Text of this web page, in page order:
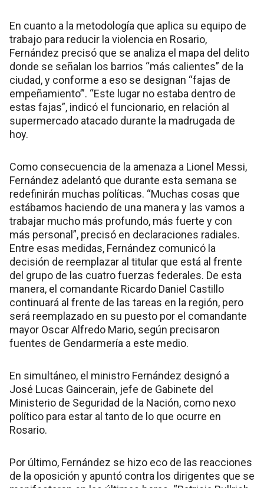
En cuanto a la metodología que aplica su equipo de
trabajo para reducir la violencia en Rosario,
Fernández precisó que se analiza el mapa del delito
donde se señalan los barrios “más calientes” de la
ciudad, y conforme a eso se designan “fajas de
empeñamiento’”. “Este lugar no estaba dentro de
estas fajas”, indicó el funcionario, en relación al
supermercado atacado durante la madrugada de
hoy.
Como consecuencia de la amenaza a Lionel Messi,
Fernández adelantó que durante esta semana se
redefinirán muchas políticas. “Muchas cosas que
estábamos haciendo de una manera y las vamos a
trabajar mucho más profundo, más fuerte y con
más personal”, precisó en declaraciones radiales.
Entre esas medidas, Fernández comunicó la
decisión de reemplazar al titular que está al frente
del grupo de las cuatro fuerzas federales. De esta
manera, el comandante Ricardo Daniel Castillo
continuará al frente de las tareas en la región, pero
será reemplazado en su puesto por el comandante
mayor Oscar Alfredo Mario, según precisaron
fuentes de Gendarmería a este medio.
En simultáneo, el ministro Fernández designó a
José Lucas Gaincerain, jefe de Gabinete del
Ministerio de Seguridad de la Nación, como nexo
político para estar al tanto de lo que ocurre en
Rosario.
Por último, Fernández se hizo eco de las reacciones
de la oposición y apuntó contra los dirigentes que se